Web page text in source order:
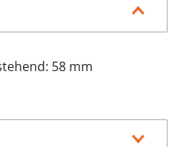
58 mm